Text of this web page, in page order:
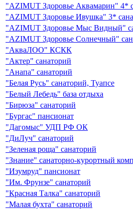
"AZIMUT Здоровье Аквамарин" 4*
"AZIMUT Здоровье Ивушка" 3*
"AZIMUT Здоровье Мыс Видный"
"AZIMUT Здоровье Солнечный"
"АкваЛОО" КСКК
"Актер" санаторий
"Анапа" санаторий
"Белая Русь" санаторий, Туапсе
"Белый Лебедь" база отдыха
"Бирюза" санаторий
"Бургас" пансионат
"Дагомыс" УДП РФ ОК
"ДиЛуч" санаторий
"Зеленая роща" санаторий
"Знание" санаторно-курортный
"Изумруд" пансионат
"Им. Фрунзе" санаторий
"Красная Талка" санаторий
"Малая бухта" санаторий